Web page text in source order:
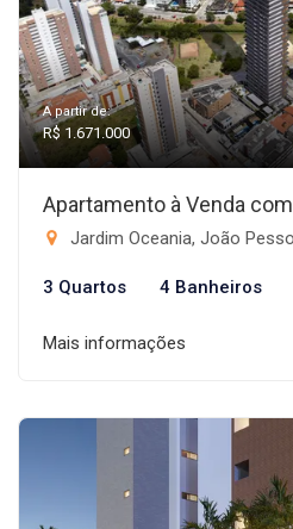
A partir de:
R$ 1.671.000
Apartamento à Venda
Jardim Oceania, João
3 Quartos 4 Banheiros
Mais informações